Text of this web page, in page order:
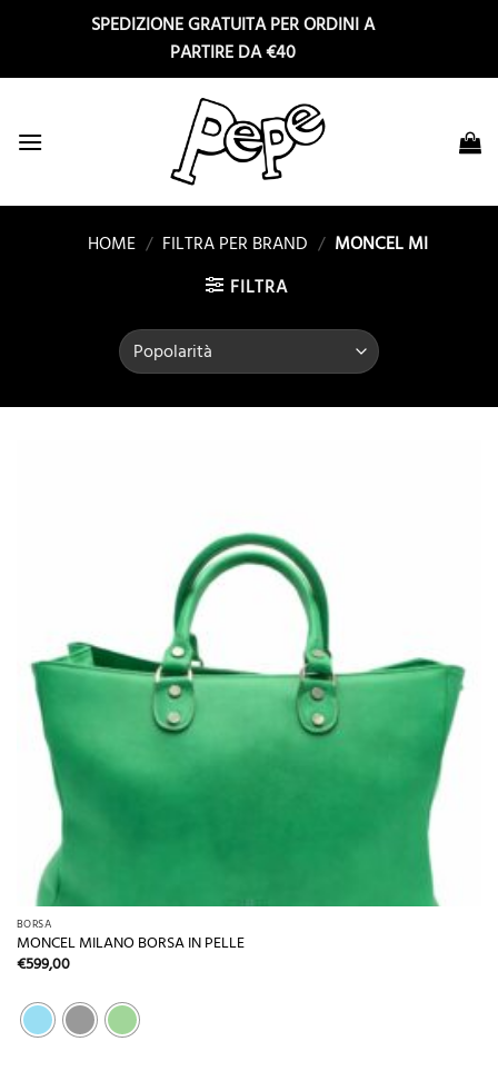
SPEDIZIONE GRATUITA PER ORDINI A
PARTIRE DA €40
HOME / FILTRA PER BRAND / MONCEL MI
FILTRA
BORSA
MONCEL MILANO BORSA IN PELLE
€599,00